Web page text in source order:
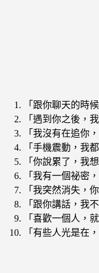
「跟你聊天的時
「遇到你之後，
「我沒有在追你
「手機震動，我
「你說累了，我
「我有一個祕密
「我突然消失，
「跟你講話，我
「喜歡一個人，
「有些人光是在